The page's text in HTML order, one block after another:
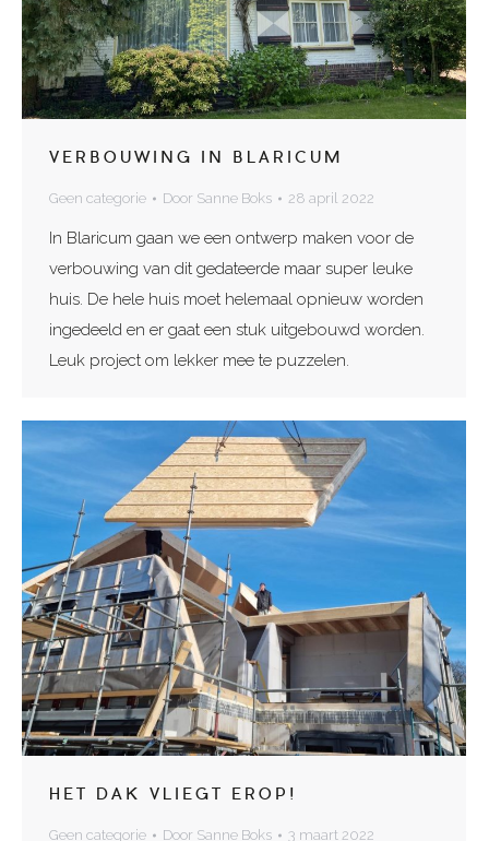
VERBOUWING IN BLARICUM
Geen categorie Door Sanne Boks 28 april 2022
In Blaricum gaan we een ontwerp maken voor de
verbouwing van dit gedateerde maar super leuke
huis. De hele huis moet helemaal opnieuw worden
ingedeeld en er gaat een stuk uitgebouwd worden.
Leuk project om lekker mee te puzzelen.
HET DAK VLIEGT EROP!
Geen categorie Door Sanne Boks 3 maart 2022